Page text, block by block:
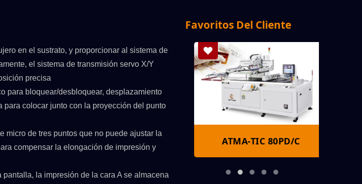
en el sustrato, y proporcionar al sistema de
el sistema de transmisión servo X/Y
precisa
para bloquear/desbloquear, desplazamiento
colocar junto con la proyección del punto
micro de tres puntos que no puede ajustar la
compensar la elongación de impresión y
la impresión de la cara A se almacena
Favoritos Del Cliente
ATMALINO PC68/S ATMA-TIC 80PD/C